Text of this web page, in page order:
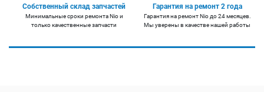
Собственный склад запчастей
Минимальные сроки ремонта Nio и
только качественные запчасти
Гарантия на ремонт 2 года
Гарантия на ремонт Nio до 24 месяцев.
Мы уверены в качестве нашей работы